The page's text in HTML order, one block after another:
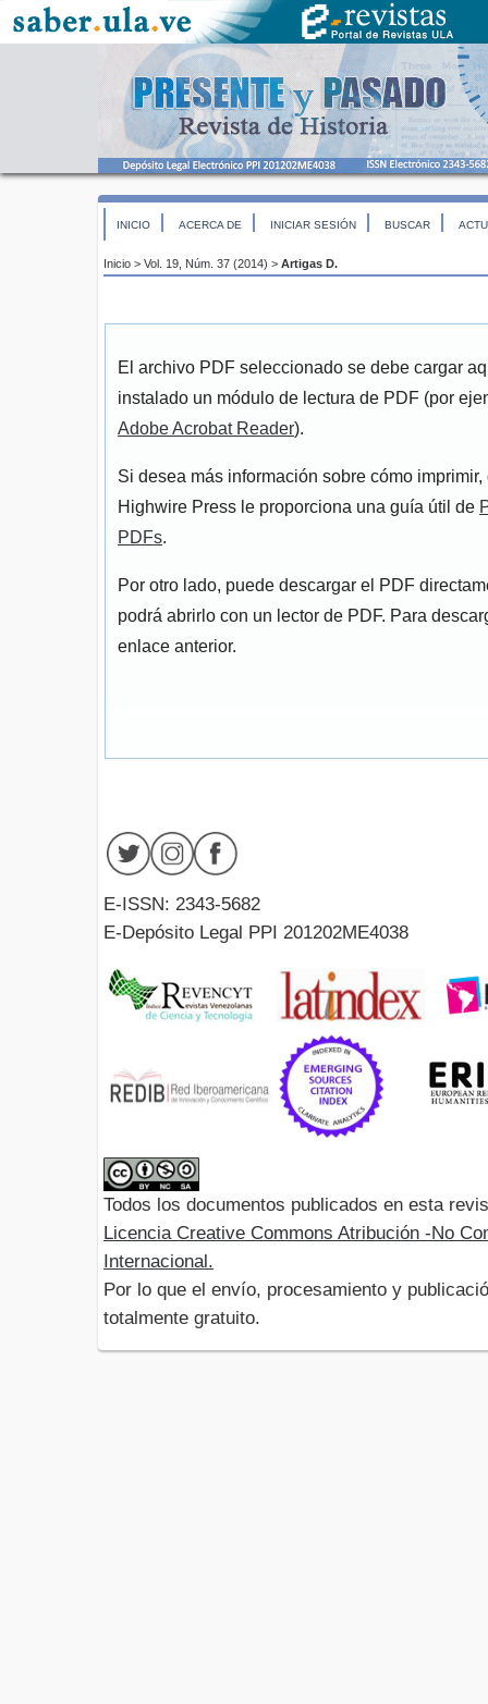
INICIO ACERCA DE INICIAR SESIÓN BUSCAR
Inicio > Vol. 19, Núm. 37 (2014) > Artigas D.
El archivo PDF seleccionado se debe cargar
instalado un módulo de lectura de PDF (por
Adobe Acrobat Reader).
Si desea más información sobre cómo
Highwire Press le proporciona una guía útil de
PDFs.
Por otro lado, puede descargar el PDF
podrá abrirlo con un lector de PDF. Para
enlace anterior.
E-ISSN: 2343-5682
E-Depósito Legal PPI 201202ME4038
Todos los documentos publicados en esta
Licencia Creative Commons Atribución -No
Internacional.
Por lo que el envío, procesamiento y
totalmente gratuito.